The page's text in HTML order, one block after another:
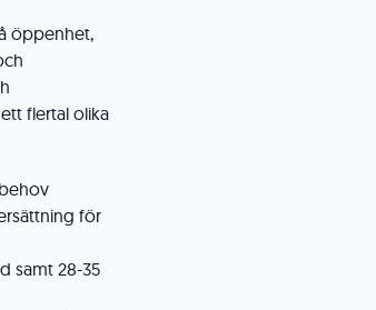
öppenhet,
flertal olika
för
samt 28-35